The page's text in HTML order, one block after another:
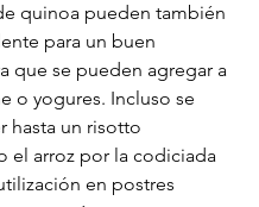
quinoa pueden también
para un buen
que se pueden agregar a
o yogures. Incluso se
hasta un risotto
el arroz por la codiciada
en postres